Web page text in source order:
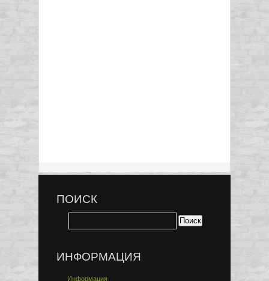
ПОИСК
ИНФОРМАЦИЯ
Информация